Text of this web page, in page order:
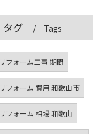
タグ Tags
リフォーム工事 期間
リフォーム 費用 和歌山市
リフォーム 相場 和歌山